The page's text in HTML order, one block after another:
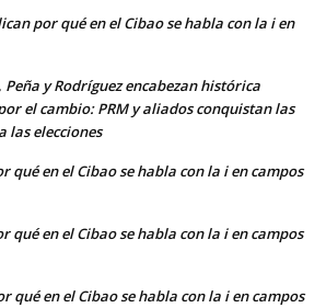
por qué en el Cibao se habla con la i en
y Rodríguez encabezan histórica
el cambio: PRM y aliados conquistan las
las elecciones
qué en el Cibao se habla con la i en campos
qué en el Cibao se habla con la i en campos
qué en el Cibao se habla con la i en campos